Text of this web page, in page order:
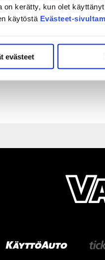
on kerätty, kun olet
käytöstä Evästeet-
evästeet
matkustaessasi JYPin